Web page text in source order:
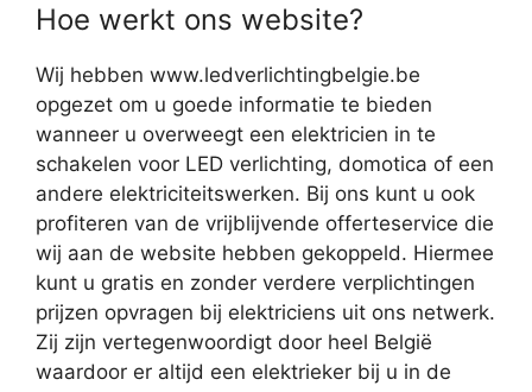
Hoe werkt ons website?
Wij hebben www.ledverlichtingbelgie.be
opgezet om u goede informatie te bieden
wanneer u overweegt een elektricien in te
schakelen voor LED verlichting, domotica of een
andere elektriciteitswerken. Bij ons kunt u ook
profiteren van de vrijblijvende offerteservice die
wij aan de website hebben gekoppeld. Hiermee
kunt u gratis en zonder verdere verplichtingen
prijzen opvragen bij elektriciens uit ons netwerk.
Zij zijn vertegenwoordigt door heel België
waardoor er altijd een elektrieker bij u in de